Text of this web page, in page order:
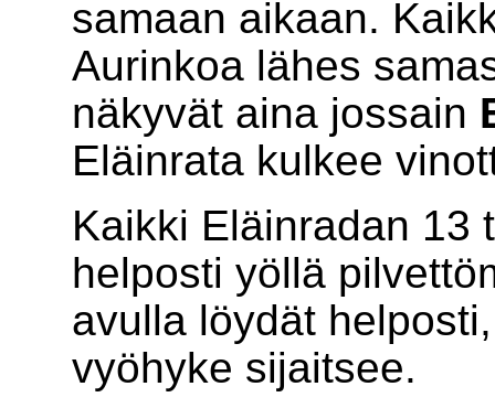
samaan aikaan.
Aurinkoa lähes
näkyvät aina jossain
Eläinrata kulkee
Kaikki Eläinradan 13
helposti yöllä
avulla löydät
vyöhyke sijaitsee.